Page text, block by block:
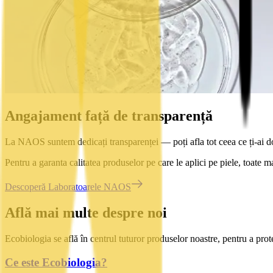
Angajament față de transparență
La NAOS suntem dedicați transparenței — poți afla tot ceea ce ți-ai
Pentru a garanta calitatea produselor pe care le aplici pe piele, toate
Descoperă Laboratoarele NAOS
Află mai multe despre noi
Ecobiologia se află în centrul tuturor produselor noastre, pentru a
Ce este Ecobiologia?